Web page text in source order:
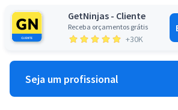
GetNinjas - Cliente
Receba orçamentos grátis
+30K
Seja um profissional